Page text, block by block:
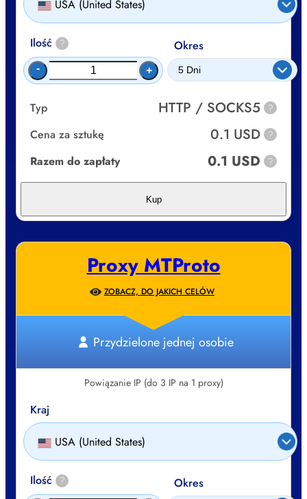
USA (United States)
Ilość ?
- +
Okres
Typ HTTP / SOCKS5 ?
Cena za sztukę 0.1 USD ?
Razem do zapłaty 0.1 USD ?
Kup
Proxy MTProto
ZOBACZ, DO JAKICH CELÓW
Przydzielone jednej osobie
Powiązanie IP (do 3 IP na 1 proxy)
Kraj
USA (United States)
Ilość ? Okres